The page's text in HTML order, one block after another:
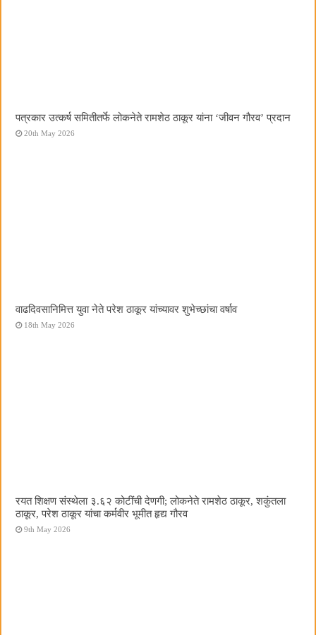
पत्रकार उत्कर्ष समितीतर्फे लोकनेते रामशेठ ठाकूर यांना ‌‘जीवन गौरव‌’ प्रदान
20th May 2026
वाढदिवसानिमित्त युवा नेते परेश ठाकूर यांच्यावर शुभेच्छांचा वर्षाव
18th May 2026
रयत शिक्षण संस्थेला ३.६२ कोटींची देणगी; लोकनेते रामशेठ ठाकूर, शकुंतला
ठाकूर, परेश ठाकूर यांचा कर्मवीर भूमीत हृद्य गौरव
9th May 2026